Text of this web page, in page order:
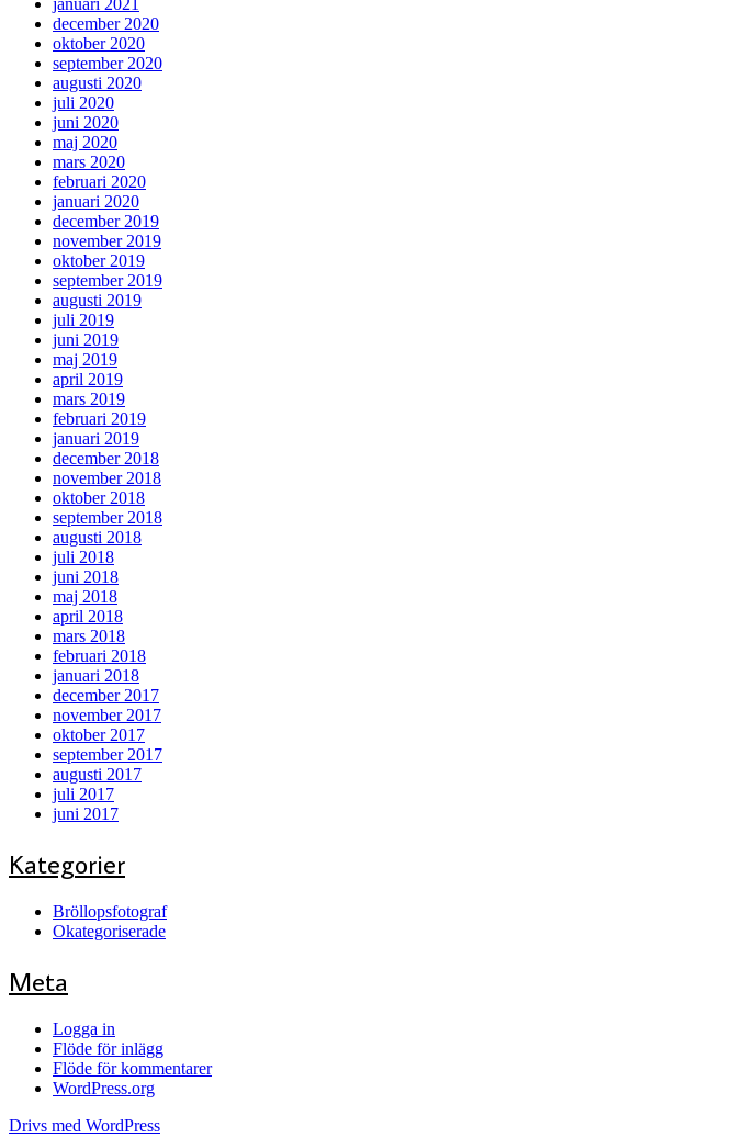
januari 2021
december 2020
oktober 2020
september 2020
augusti 2020
juli 2020
juni 2020
maj 2020
mars 2020
februari 2020
januari 2020
december 2019
november 2019
oktober 2019
september 2019
augusti 2019
juli 2019
juni 2019
maj 2019
april 2019
mars 2019
februari 2019
januari 2019
december 2018
november 2018
oktober 2018
september 2018
augusti 2018
juli 2018
juni 2018
maj 2018
april 2018
mars 2018
februari 2018
januari 2018
december 2017
november 2017
oktober 2017
september 2017
augusti 2017
juli 2017
juni 2017
Kategorier
Bröllopsfotograf
Okategoriserade
Meta
Logga in
Flöde för inlägg
Flöde för kommentarer
WordPress.org
Drivs med WordPress